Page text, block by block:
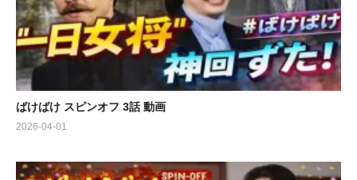
ばけばけ スピンオフ 3話 動画
2026-04-01